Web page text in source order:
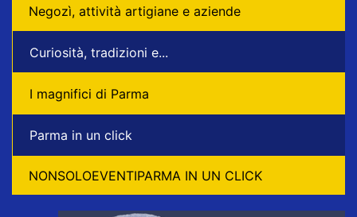
Negozì, attività artigiane e aziende
Curiosità, tradizioni e...
I magnifici di Parma
Parma in un click
NONSOLOEVENTIPARMA IN UN CLICK